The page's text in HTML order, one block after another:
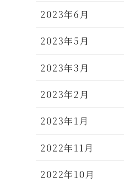
2023年6月
2023年5月
2023年3月
2023年2月
2023年1月
2022年11月
2022年10月